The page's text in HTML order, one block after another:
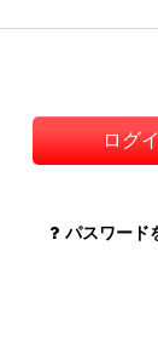
ログ
パスワード